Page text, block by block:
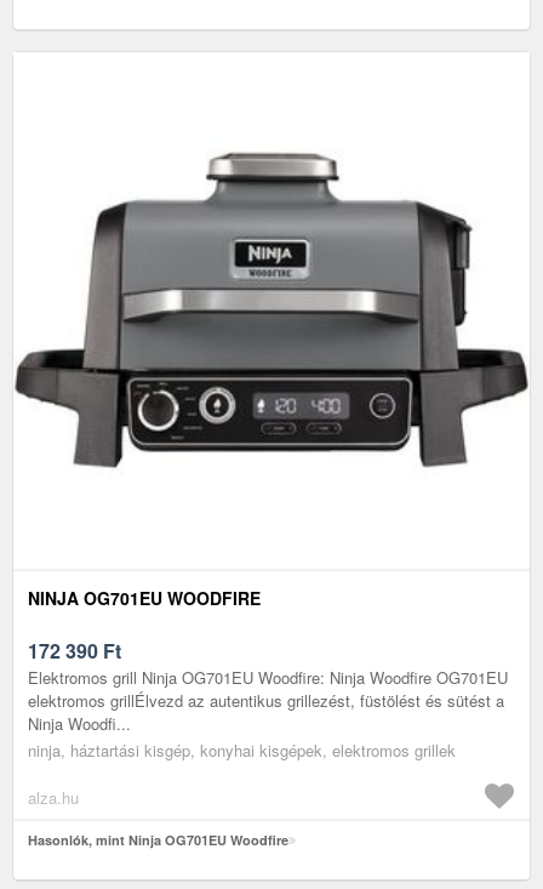
NINJA OG701EU WOODFIRE
172 390 Ft
Elektromos grill Ninja OG701EU Woodfire: Ninja Woodfire OG701EU
elektromos grillÉlvezd az autentikus grillezést, füstölést és sütést a
Ninja Woodfi...
ninja, háztartási kisgép, konyhai kisgépek, elektromos grillek
alza.hu
Hasonlók, mint Ninja OG701EU Woodfire